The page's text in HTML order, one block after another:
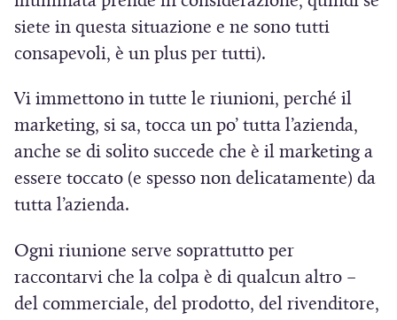
n
a
o
v
a
f
s
t
u
o
v
a
s
siete in questa situazione e ne sono tutti
consapevoli, è un plus per tutti).
Vi immettono in tutte le riunioni, perché il
marketing, si sa, tocca un po’ tutta l’azienda,
anche se di solito succede che è il marketing a
essere toccato (e spesso non delicatamente) da
tutta l’azienda.
Ogni riunione serve soprattutto per
raccontarvi che la colpa è di qualcun altro –
del commerciale, del prodotto, del rivenditore,